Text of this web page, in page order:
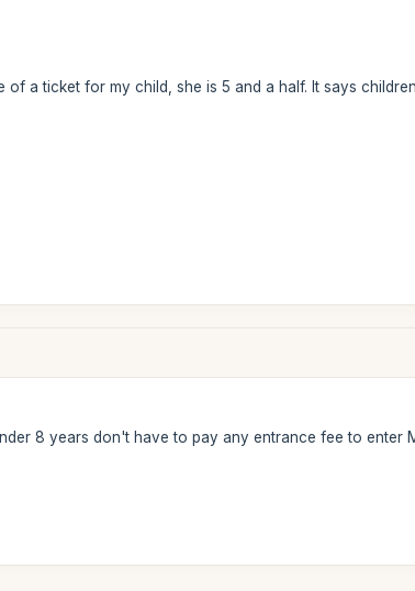
a ticket for my child, she is 5 and a half. It says
8 years don't have to pay any entrance fee to enter